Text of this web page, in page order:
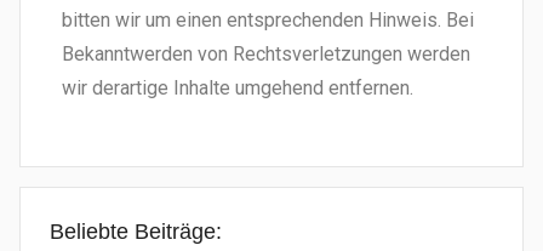
bitten wir um einen entsprechenden Hinweis. Bei
Bekanntwerden von Rechtsverletzungen werden
wir derartige Inhalte umgehend entfernen.
Beliebte Beiträge: